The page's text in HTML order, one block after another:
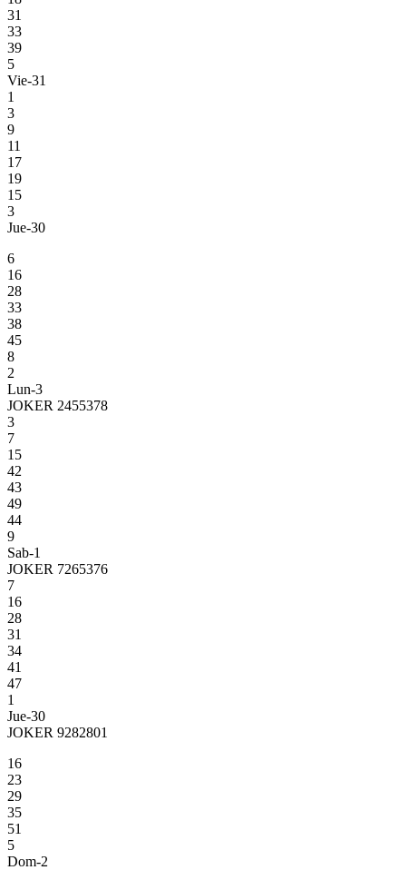
31
33
39
5
Vie-31
1
3
9
11
17
19
15
3
Jue-30
6
16
28
33
38
45
8
2
Lun-3
JOKER 2455378
3
7
15
42
43
49
44
9
Sab-1
JOKER 7265376
7
16
28
31
34
41
47
1
Jue-30
JOKER 9282801
16
23
29
35
51
5
Dom-2